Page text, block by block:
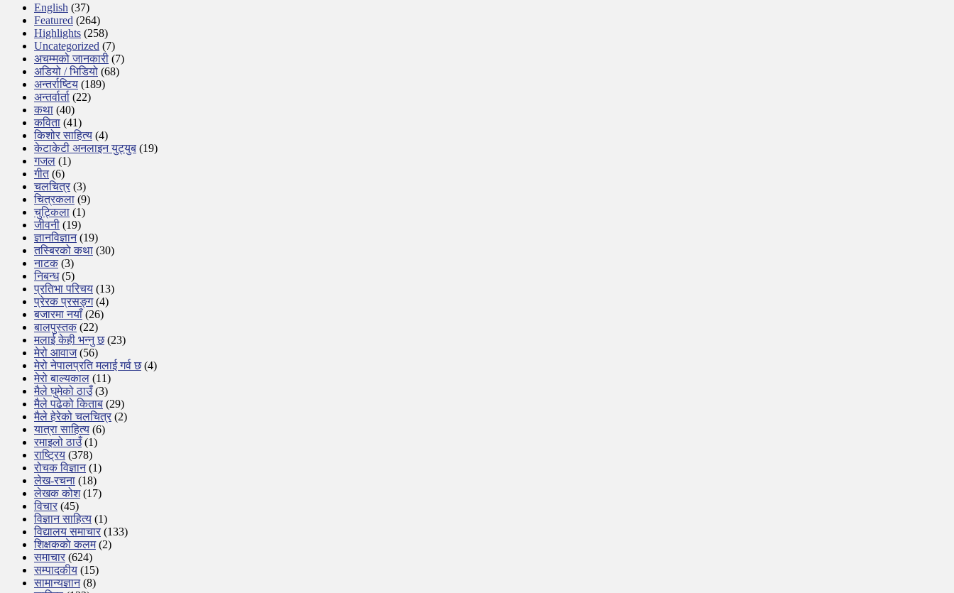
English (37)
Featured (264)
Highlights (258)
Uncategorized (7)
अचम्मको जानकारी (7)
अडियो / भिडियो (68)
अन्तर्राष्टिय (189)
अन्तर्वार्ता (22)
कथा (40)
कविता (41)
किशोर साहित्य (4)
केटाकेटी अनलाइन युट्युब (19)
गजल (1)
गीत(6)
चलचित्र (3)
चित्रकला (9)
चुट्किला (1)
जीवनी (19)
ज्ञानविज्ञान(19)
तस्बिरको कथा (30)
नाटक(3)
निबन्ध(5)
प्रतिभा परिचय (13)
प्रेरक प्रसङ्ग(4)
बजारमा नयाँ(26)
बालपुस्तक(22)
मलाई केही भन्नु छ(23)
मेरो आवाज(56)
मेरो नेपालप्रति मलाई गर्व छ(4)
मेरो बाल्यकाल (11)
मैले घुमेको ठाउँ(3)
मैले पढेको किताब (29)
मैले हेरेको चलचित्र (2)
यात्रा साहित्य (6)
रमाइलो ठाउँ(1)
राष्ट्रिय (378)
रोचक विज्ञान(1)
लेख-रचना (18)
लेखक कोश(17)
विचार (45)
विज्ञान साहित्य (1)
विद्यालय समाचार (133)
शिक्षककाे कलम(2)
समाचार (624)
सम्पादकीय (15)
सामान्यज्ञान(8)